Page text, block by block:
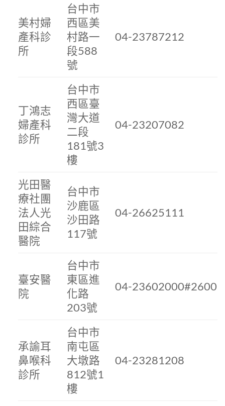
美村婦
產科診
所
台中市
西區美
村路一
段588
號
04-23787212
丁鴻志
婦產科
診所
台中市
西區臺
灣大道
二段
181號3
樓
04-23207082
光田醫
療社團
法人光
田綜合
醫院
台中市
沙鹿區
沙田路
117號
04-26625111
臺安醫
院
台中市
東區進
化路
203號
04-23602000#2600
承諭耳
鼻喉科
診所
台中市
南屯區
大墩路
812號1
樓
04-23281208